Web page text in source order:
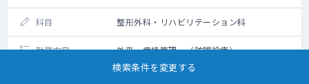
科目 整形外科・リハビリテーション科
勤務内容 外来、病棟管理、（訪問診療）
検索条件を変更する